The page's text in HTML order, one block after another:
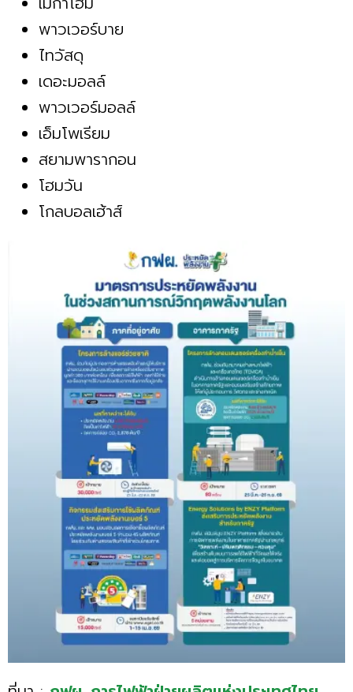
พาวเวอร์บาย
ไทวัสดุ
เดอะมอลล์
พาวเวอร์มอลล์
เอ็มโพเรียม
สยามพารากอน
โฮมวัน
โกลบอลเฮ้าส์